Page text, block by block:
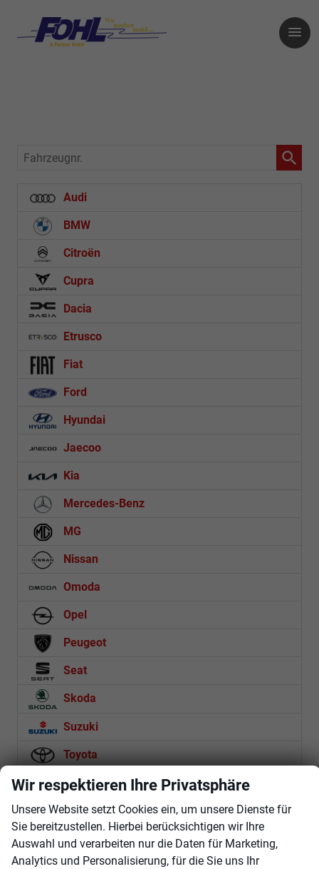
Fahrzeugnr.
Audi
BMW
Citroën
Cupra
Dacia
Etrusco
Fiat
Ford
Hyundai
Jaecoo
Kia
Mercedes-Benz
MG
Nissan
Omoda
Opel
Peugeot
Seat
Skoda
Suzuki
Toyota
Volkswagen
Volvo
Rückruf anfordern
Wir respektieren Ihre Privatsphäre
Unsere Website setzt Cookies ein, um unsere Dienste für
Sie bereitzustellen. Hierbei berücksichtigen wir Ihre
Auswahl und verarbeiten nur die Daten für Marketing,
Analytics und Personalisierung, für die Sie uns Ihr